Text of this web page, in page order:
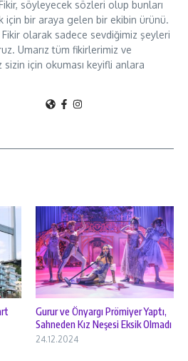
söyleyecek sözleri olup bunları
için bir araya gelen bir ekibin ürünü.
olarak sadece sevdiğimiz şeyleri
Umarız tüm fikirlerimiz ve
sizin için okuması keyifli anlara
Gurur ve Önyargı Prömiyer Yaptı,
Sahneden Kız Neşesi Eksik Olmadı
24.12.2024